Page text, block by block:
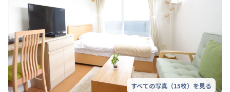
すべての写真（15枚）を見る